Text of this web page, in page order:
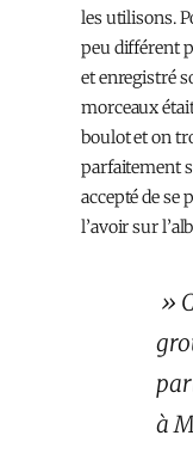
les utilisons.
peu différent
et enregistré
morceaux
boulot et on
parfaitement
accepté de se
l’avoir sur
»
à